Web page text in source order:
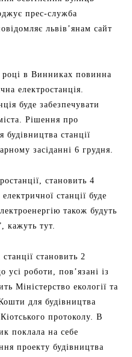
прес-служба
львів’янам сайт
в Винниках повинна
електростанція.
буде забезпечувати
Рішення про
будівництва станції
засіданні 6 грудня.
становить 4
станції буде
також будуть
кажуть тут.
станції становить 2
роботи, пов’язані із
Міністерство екології та
для будівництва
протоколу. В
поклала на себе
проекту будівництва